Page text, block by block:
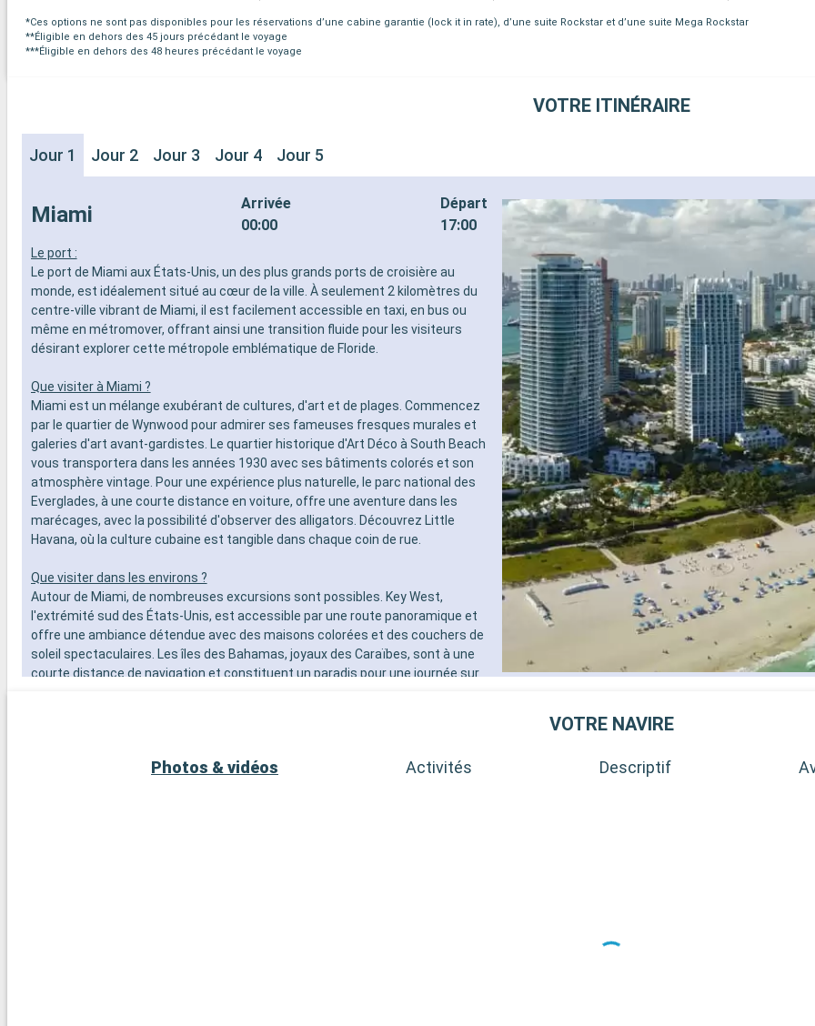
*Ces options ne sont pas disponibles pour les réservations d’une cabine garantie (lock it in rate), d’une suite Rockstar et d’une suite Mega Rockstar
**Éligible en dehors des 45 jours précédant le voyage
***Éligible en dehors des 48 heures précédant le voyage
VOTRE ITINÉRAIRE
Jour 1 Jour 2 Jour 3 Jour 4 Jour 5
Miami
Arrivée
00:00
Départ
17:00
Le port :
Le port de Miami aux États-Unis, un des plus grands ports de croisière au
monde, est idéalement situé au cœur de la ville. À seulement 2 kilomètres du
centre-ville vibrant de Miami, il est facilement accessible en taxi, en bus ou
même en métromover, offrant ainsi une transition fluide pour les visiteurs
désirant explorer cette métropole emblématique de Floride.
Que visiter à Miami ?
Miami est un mélange exubérant de cultures, d'art et de plages. Commencez
par le quartier de Wynwood pour admirer ses fameuses fresques murales et
galeries d'art avant-gardistes. Le quartier historique d'Art Déco à South Beach
vous transportera dans les années 1930 avec ses bâtiments colorés et son
atmosphère vintage. Pour une expérience plus naturelle, le parc national des
Everglades, à une courte distance en voiture, offre une aventure dans les
marécages, avec la possibilité d'observer des alligators. Découvrez Little
Havana, où la culture cubaine est tangible dans chaque coin de rue.
Que visiter dans les environs ?
Autour de Miami, de nombreuses excursions sont possibles. Key West,
l'extrémité sud des États-Unis, est accessible par une route panoramique et
offre une ambiance détendue avec des maisons colorées et des couchers de
soleil spectaculaires. Les îles des Bahamas, joyaux des Caraïbes, sont à une
courte distance de navigation et constituent un paradis pour une journée sur
VOTRE NAVIRE
Photos & vidéos Activités Descriptif